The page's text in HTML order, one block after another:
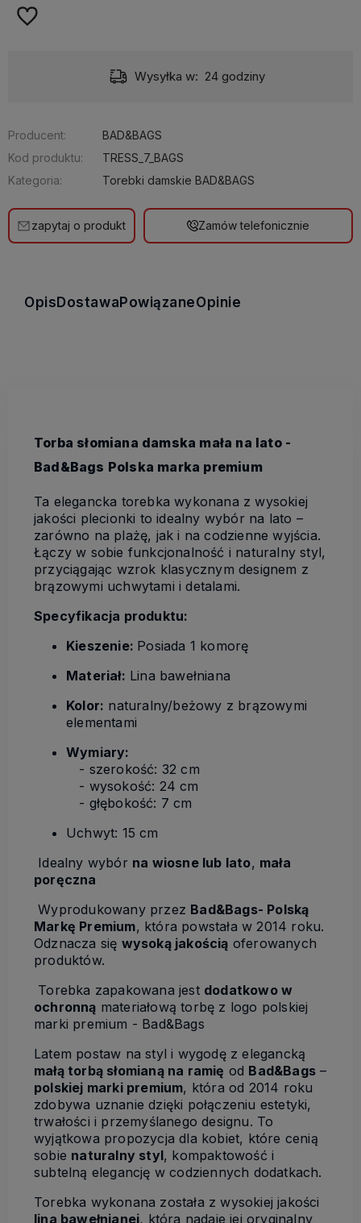
Wysyłka w: 24 godziny
Producent:
BAD&BAGS
Kod produktu:
TRESS_7_BAGS
Kategoria:
Torebki damskie BAD&BAGS
zapytaj o produkt Zamów telefonicznie
Opis Dostawa PowiązaneOpinie
Torba słomiana damska mała na lato -
Bad&Bags Polska marka premium
Ta elegancka torebka wykonana z wysokiej
jakości plecionki to idealny wybór na lato –
zarówno na plażę, jak i na codzienne wyjścia.
Łączy w sobie funkcjonalność i naturalny styl,
przyciągając wzrok klasycznym designem z
brązowymi uchwytami i detalami.
Specyfikacja produktu:
Kieszenie: Posiada 1 komorę
Materiał: Lina bawełniana
Kolor: naturalny/beżowy z brązowymi
elementami
Wymiary:
- szerokość: 32 cm
- wysokość: 24 cm
- głębokość: 7 cm
Uchwyt: 15 cm
Idealny wybór na wiosne lub lato, mała
poręczna
Wyprodukowany przez Bad&Bags- Polską
Markę Premium, która powstała w 2014 roku.
Odznacza się wysoką jakością oferowanych
produktów.
Torebka zapakowana jest dodatkowo w
ochronną materiałową torbę z logo polskiej
marki premium - Bad&Bags
Latem postaw na styl i wygodę z elegancką
małą torbą słomianą na ramię od Bad&Bags –
polskiej marki premium, która od 2014 roku
zdobywa uznanie dzięki połączeniu estetyki,
trwałości i przemyślanego designu. To
wyjątkowa propozycja dla kobiet, które cenią
sobie naturalny styl, kompaktowość i
subtelną elegancję w codziennych dodatkach.
Torebka wykonana została z wysokiej jakości
lina bawełnianej, która nadaje jej oryginalny